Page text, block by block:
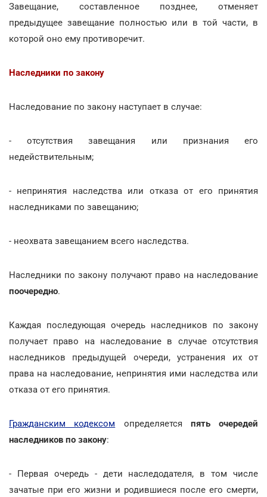
Завещание, составленное позднее, отменяет
предыдущее завещание полностью или в той части, в
которой оно ему противоречит.
Наследники по закону
Наследование по закону наступает в случае:
- отсутствия завещания или признания его
недействительным;
- непринятия наследства или отказа от его принятия
наследниками по завещанию;
- неохвата завещанием всего наследства.
Наследники по закону получают право на наследование
поочередно.
Каждая последующая очередь наследников по закону
получает право на наследование в случае отсутствия
наследников предыдущей очереди, устранения их от
права на наследование, непринятия ими наследства или
отказа от его принятия.
Гражданским кодексом определяется пять очередей
наследников по закону:
- Первая очередь - дети наследодателя, в том числе
зачатые при его жизни и родившиеся после его смерти,